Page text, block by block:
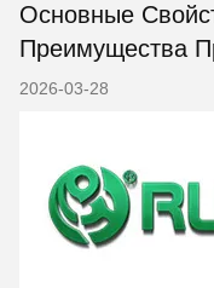
Основные
Преимущества
2026-03-28